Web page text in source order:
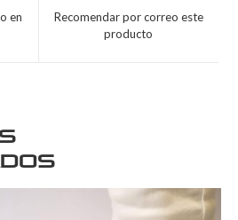
en
Recomendar por correo este
producto